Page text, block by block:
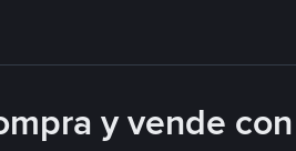
y vende